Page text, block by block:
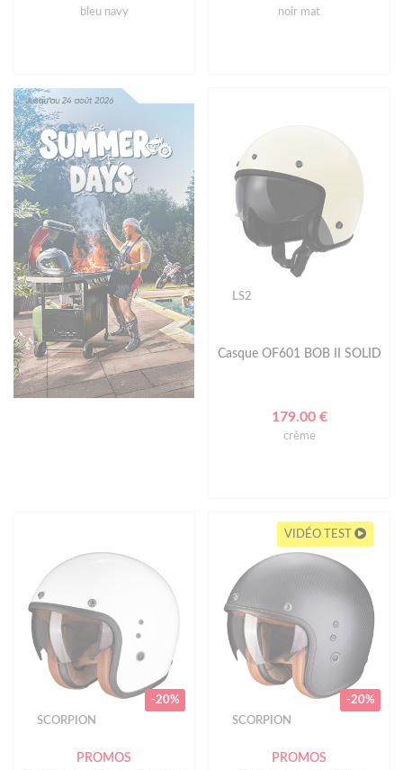
bleu navy noir mat
LS2
Casque OF601 BOB II SOLID
179.00 €
crème
-20%
SCORPION
PROMOS
VIDÉO TEST
-20%
SCORPION
PROMOS